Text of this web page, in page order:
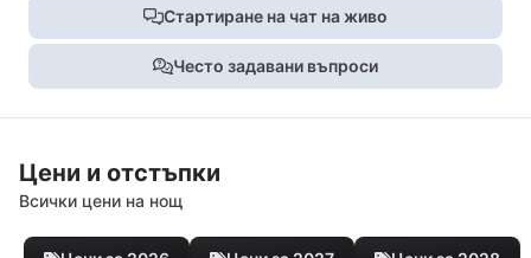
Стартиране на чат на живо
Често задавани въпроси
Цени и отстъпки
Всички цени на нощ